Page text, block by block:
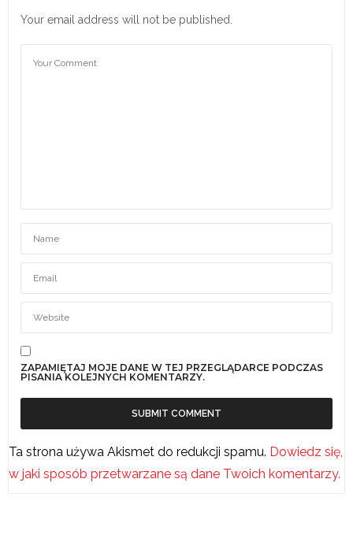
Your email address will not be published.
ZAPAMIĘTAJ MOJE DANE W TEJ PRZEGLĄDARCE PODCZAS
PISANIA KOLEJNYCH KOMENTARZY.
Ta strona używa Akismet do redukcji spamu. Dowiedz się,
w jaki sposób przetwarzane są dane Twoich komentarzy.